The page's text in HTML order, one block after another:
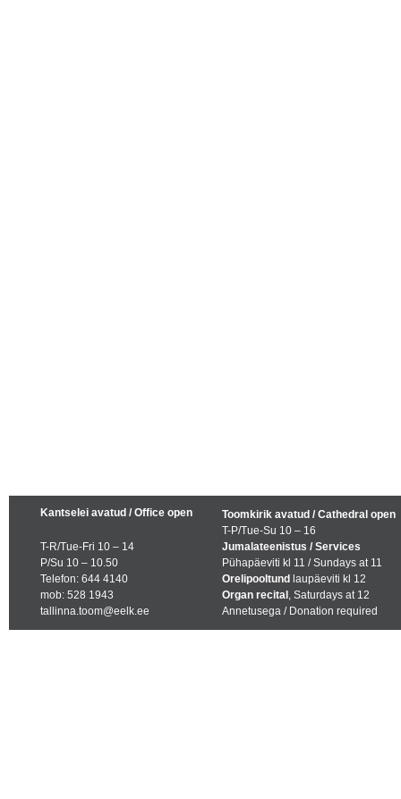
Kantselei avatud / Office open
T-R/Tue-Fri 10 – 14
P/Su 10 – 10.50
Telefon: 644 4140
mob: 528 1943
tallinna.toom@eelk.ee
Toomkirik avatud / Cathedral open
T-P/Tue-Su 10 – 16
Jumalateenistus / Services
Pühapäeviti kl 11 / Sundays at 11
Orelipooltund laupäeviti kl 12
Organ recital , Saturdays at 12
Annetusega / Donation required